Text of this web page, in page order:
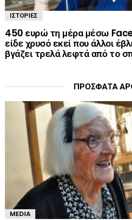
ΙΣΤΟΡΊΕΣ
450 ευρώ τη μέρα μέσω
είδε χρυσό εκεί που άλλοι
βγάζει τρελά λεφτά από το
ΠΡΌΣΦΑΤΑ
MEDIA